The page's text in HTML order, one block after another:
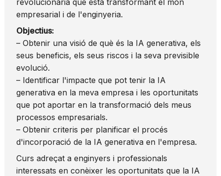
empresarial i de l'enginyeria.
Objectius:
– Obtenir una visió de què és la IA generativa, els
seus beneficis, els seus riscos i la seva previsible
evolució.
– Identificar l'impacte que pot tenir la IA
generativa en la meva empresa i les oportunitats
que pot aportar en la transformació dels meus
processos empresarials.
– Obtenir criteris per planificar el procés
d'incorporació de la IA generativa en l'empresa.
Curs adreçat a enginyers i professionals
interessats en conèixer les oportunitats que la IA